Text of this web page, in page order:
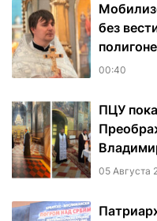
без
полигоне
00:40
ПЦУ
05 Августа